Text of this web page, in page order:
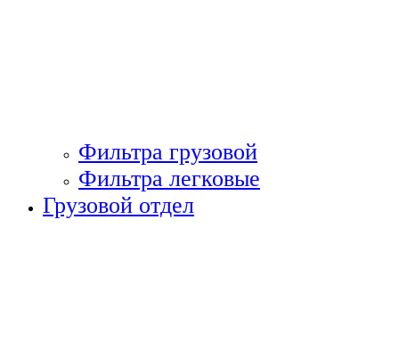
Фильтра грузовой
Фильтра легковые
Грузовой отдел